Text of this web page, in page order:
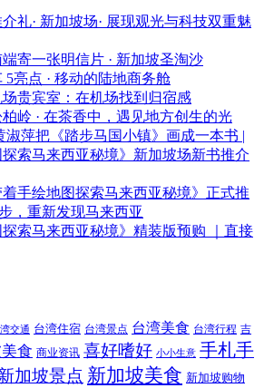
礼· 新加坡场· 展现观光与科技双重魅
寄一张明信片 · 新加坡圣淘沙
5亮点 · 移动的陆地商务舱
贵宾室：在机场找到归宿感
岭 · 在茶香中，遇见地方创生的光
淑萍把《踏步马国小镇》画成一本书 |
探索马来西亚秘境》新加坡场新书推介
手绘地图探索马来西亚秘境》正式推
，重新发现马来西亚
探索马来西亚秘境》精装版预购 ｜直接
交通 台湾住宿 台湾景点 台湾美食 台湾行程 吉
食 商业资讯 喜好嗜好 小小生意 手札手
加坡景点 新加坡美食 新加坡购物